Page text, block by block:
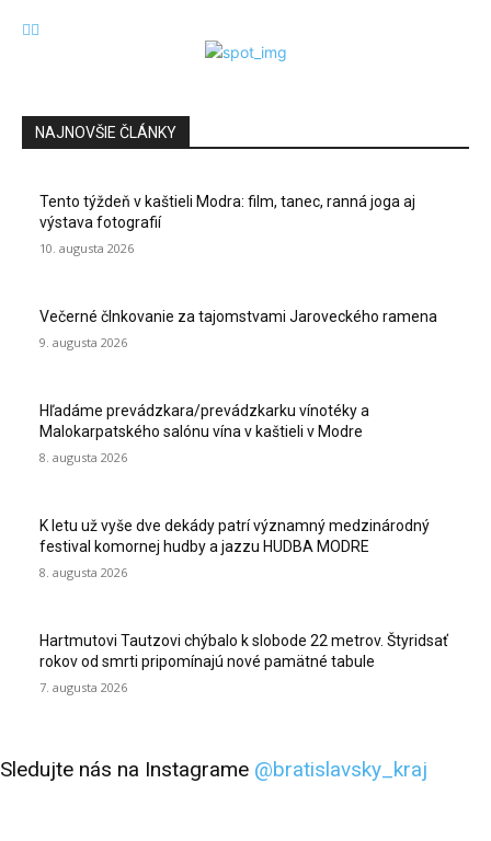
NAJNOVŠIE ČLÁNKY
Tento týždeň v kaštieli Modra: film, tanec, ranná joga aj
výstava fotografií
10. augusta 2026
Večerné člnkovanie za tajomstvami Jaroveckého ramena
9. augusta 2026
Hľadáme prevádzkara/prevádzkarku vínotéky a
Malokarpatského salónu vína v kaštieli v Modre
8. augusta 2026
K letu už vyše dve dekády patrí významný medzinárodný
festival komornej hudby a jazzu HUDBA MODRE
8. augusta 2026
Hartmutovi Tautzovi chýbalo k slobode 22 metrov. Štyridsať
rokov od smrti pripomínajú nové pamätné tabule
7. augusta 2026
Sledujte nás na Instagrame @bratislavsky_kraj